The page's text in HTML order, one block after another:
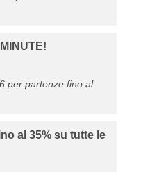
per partenze fino al
al 35% su tutte le